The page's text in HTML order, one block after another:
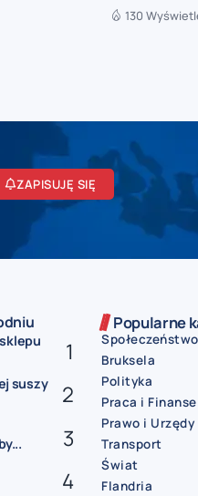
130
ZAPISUJĘ SIĘ
suszy
Popularne
Społeczeństwo
Bruksela
Polityka
Praca i Finanse
Prawo i Urzędy
Transport
Świat
Flandria